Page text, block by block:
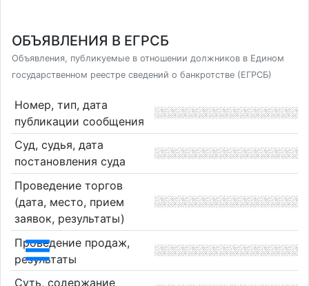
ОБЪЯВЛЕНИЯ В ЕГРСБ
Объявления, публикуемые в отношении должников в Едином
государственном реестре сведений о банкротстве (ЕГРСБ)
Номер, тип, дата
публикации сообщения
Суд, судья, дата
постановления суда
Проведение торгов
(дата, место, прием
заявок, результаты)
Проведение продаж,
результаты
Суть, содержание